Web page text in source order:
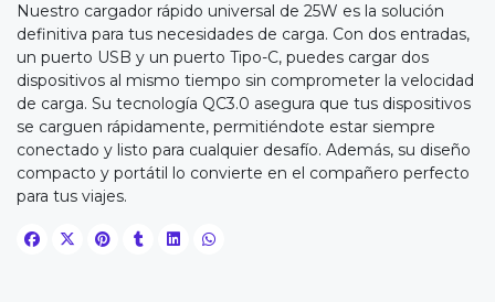
Nuestro cargador rápido universal de 25W es la solución
definitiva para tus necesidades de carga. Con dos entradas,
un puerto USB y un puerto Tipo-C, puedes cargar dos
dispositivos al mismo tiempo sin comprometer la velocidad
de carga. Su tecnología QC3.0 asegura que tus dispositivos
se carguen rápidamente, permitiéndote estar siempre
conectado y listo para cualquier desafío. Además, su diseño
compacto y portátil lo convierte en el compañero perfecto
para tus viajes.